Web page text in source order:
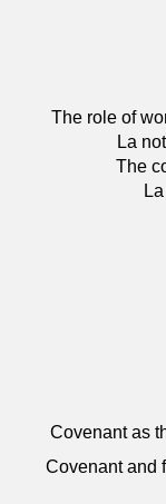
The role of
La
The
Covenant as
Covenant and